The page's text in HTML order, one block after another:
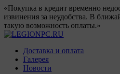
«Покупка в кредит временно
извинения за неудобства. В
такую возможность оплаты.»
Доставка и оплата
Галерея
Новости